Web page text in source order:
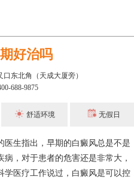
好治吗
东北角（天成大厦旁）
688-9875
舒适环境 无假日
医生指出，早期的白癜风总是不是
，对于患者的危害还是非常大，
学医疗工作说过，白癜风是可以控